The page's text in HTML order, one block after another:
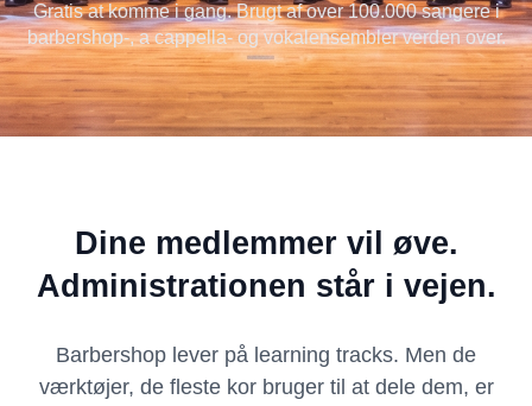
Gratis at komme i gang. Brugt af over 100.000 sangere i
barbershop-, a cappella- og vokalensembler verden over.
Dine medlemmer vil øve.
Administrationen står i vejen.
Barbershop lever på learning tracks. Men de
værktøjer, de fleste kor bruger til at dele dem, er